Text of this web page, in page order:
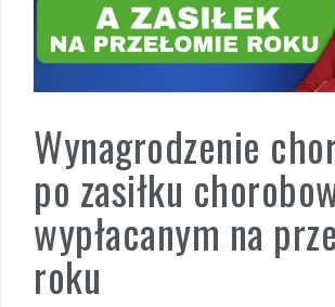
Wynagrodzenie
po zasiłku
wypłacanym na
roku